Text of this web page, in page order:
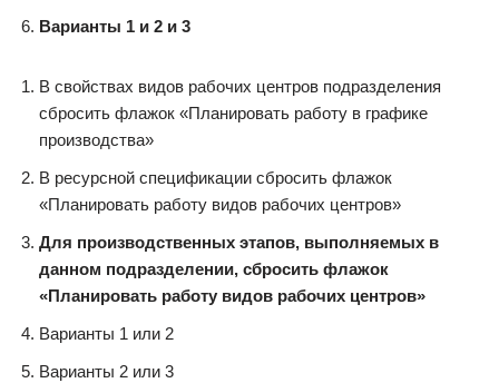
Варианты 1 и 2 и 3
В свойствах видов рабочих центров подразделения
сбросить флажок «Планировать работу в графике
производства»
В ресурсной спецификации сбросить флажок
«Планировать работу видов рабочих центров»
Для производственных этапов, выполняемых в
данном подразделении, сбросить флажок
«Планировать работу видов рабочих центров»
Варианты 1 или 2
Варианты 2 или 3